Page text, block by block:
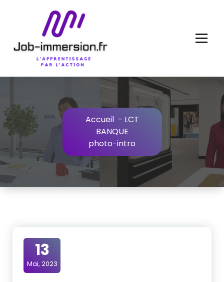
Accueil- LCT
BANQUE
photo-intro
13
Mai, 2023